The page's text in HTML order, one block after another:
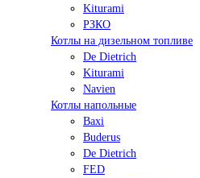
Kiturami
РЗКО
Котлы на дизельном топливе
De Dietrich
Kiturami
Navien
Котлы напольные
Baxi
Buderus
De Dietrich
FED